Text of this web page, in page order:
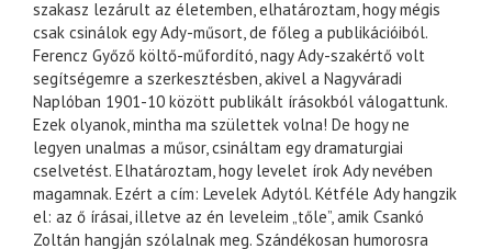
szakasz lezárult az életemben, elhatároztam, hogy mégis
csak csinálok egy Ady-műsort, de főleg a publikációiból.
Ferencz Győző költő-műfordító, nagy Ady-szakértő volt
segítségemre a szerkesztésben, akivel a Nagyváradi
Naplóban 1901-10 között publikált írásokból válogattunk.
Ezek olyanok, mintha ma születtek volna! De hogy ne
legyen unalmas a műsor, csináltam egy dramaturgiai
cselvetést. Elhatároztam, hogy levelet írok Ady nevében
magamnak. Ezért a cím: Levelek Adytól. Kétféle Ady hangzik
el: az ő írásai, illetve az én leveleim „tőle”, amik Csankó
Zoltán hangján szólalnak meg. Szándékosan humorosra